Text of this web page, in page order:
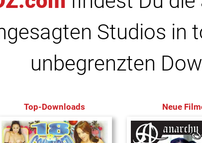
Studios in
unbegrenzten
Top-Downloads Neue